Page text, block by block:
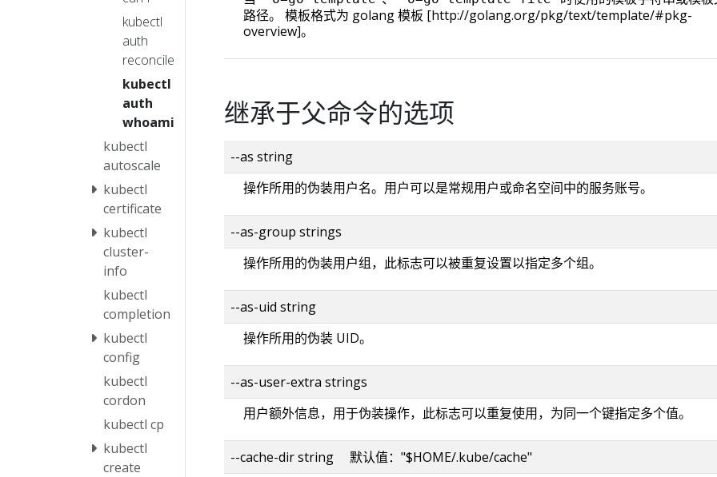
kubectl
auth
reconcile
kubectl
auth
whoami
kubectl
autoscale
kubectl
certificate
kubectl
cluster-
info
kubectl
completion
kubectl
config
kubectl
cordon
kubectl cp
kubectl
create
路径。 模板格式为 golang 模板 [http://golang.org/pkg/text/template/#pkg-
overview]。
继承于父命令的选项
--as string
操作所用的伪装用户名。用户可以是常规用户或命名空间中的服务账号。
--as-group strings
操作所用的伪装用户组，此标志可以被重复设置以指定多个组。
--as-uid string
操作所用的伪装 UID。
--as-user-extra strings
用户额外信息，用于伪装操作，此标志可以重复使用，为同一个键指定多个值。
--cache-dir string 默认值："$HOME/.kube/cache"